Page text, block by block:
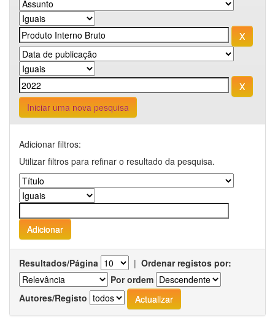
Iniciar uma nova pesquisa
Adicionar filtros:
Utilizar filtros para refinar o resultado da pesquisa.
Resultados/Página | Ordenar registos por:
Por ordem
Autores/Registo